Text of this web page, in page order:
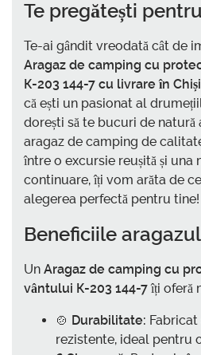
Te pregătești
Te-ai gândit vreodată cât de
Aragaz de camping cu
К-203 144-7 cu livrare în
că ești un pasionat al
dorești să te bucuri de
aragaz de camping de
între o excursie reușită și una
continuare, îți vom arăta de
alegerea perfectă pentru tine!
Beneficiile
Un Aragaz de camping cu
vântului К-203 144-7îți oferă
🍲 Durabilitate:
rezistente, ideal pentru